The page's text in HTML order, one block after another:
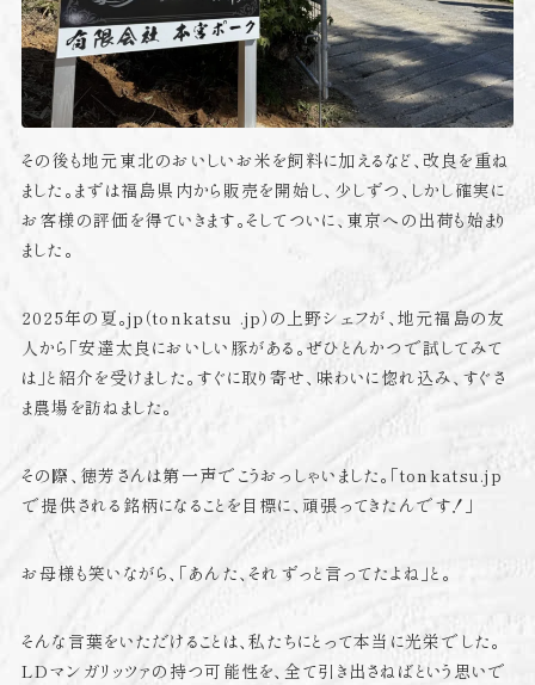
その後も地元東北のおいしいお米を飼料に加えるなど、改良を重ね
ました。まずは福島県内から販売を開始し、少しずつ、しかし確実に
お客様の評価を得ていきます。そしてついに、東京への出荷も始まり
ました。
2025年の夏。jp（tonkatsu .jp）の上野シェフが、地元福島の友
人から「安達太良においしい豚がある。ぜひとんかつで試してみて
は」と紹介を受けました。すぐに取り寄せ、味わいに惚れ込み、すぐさ
ま農場を訪ねました。
その際、徳芳さんは第一声でこうおっしゃいました。
「tonkatsu.jp
で提供される銘柄になることを目標に、頑張ってきたんです！」
お母様も笑いながら、「あんた、それずっと言ってたよね」と。
そんな言葉をいただけることは、私たちにとって本当に光栄でした。
LDマンガリッツァの持つ可能性を、全て引き出さねばという思いで